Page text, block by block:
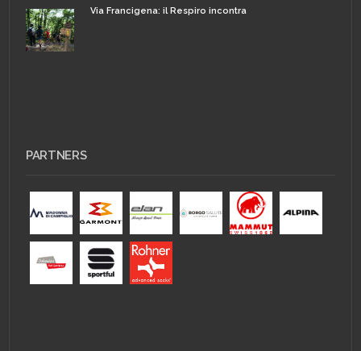
Via Francigena: il Respiro incontra
PARTNERS